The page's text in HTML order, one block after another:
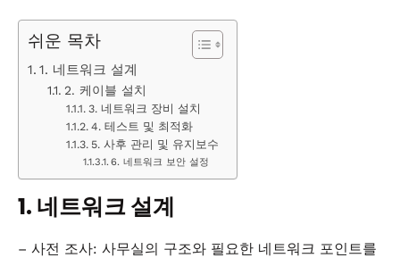
쉬운 목차
1. 네트워크 설계
2. 케이블 설치
3. 네트워크 장비 설치
4. 테스트 및 최적화
5. 사후 관리 및 유지보수
6. 네트워크 보안 설정
1. 네트워크 설계
– 사전 조사: 사무실의 구조와 필요한 네트워크 포인트를